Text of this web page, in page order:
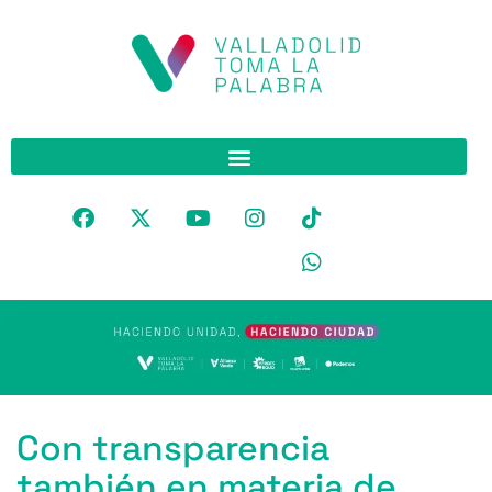
Con transparencia